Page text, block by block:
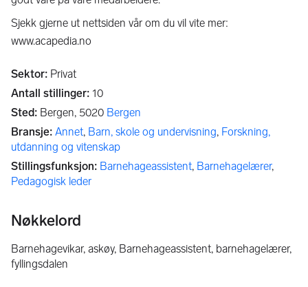
Sjekk gjerne ut nettsiden vår om du vil vite mer:
www.acapedia.no
Sektor: Privat
Antall stillinger: 10
Sted: Bergen, 5020 Bergen
Bransje: Annet, Barn, skole og undervisning, Forskning,
utdanning og vitenskap
Stillingsfunksjon: Barnehageassistent, Barnehagelærer,
Pedagogisk leder
Nøkkelord
barnehagevikar, askøy, Barnehageassistent, barnehagelærer,
fyllingsdalen